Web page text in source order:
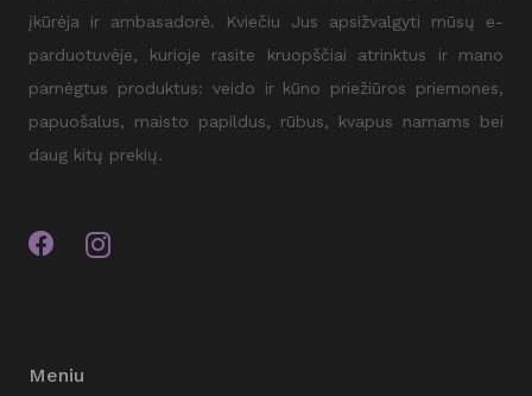
įkūrėja ir ambasadorė. Kviečiu Jus apsižvalgyti mūsų e-
parduotuvėje, kurioje rasite kruopščiai atrinktus ir mano
pamėgtus produktus: veido ir kūno priežiūros priemones,
papuošalus, maisto papildus, rūbus, kvapus namams bei
daug kitų prekių.
Meniu